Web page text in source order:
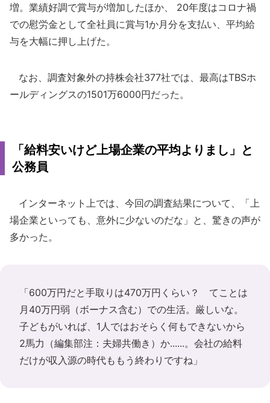
増。業績好調で賞与が増加したほか、 20年度はコロナ禍
での慰労金として全社員に賞与1か月分を支払い、平均給
与を大幅に押し上げた。
なお、調査対象外の持株会社377社では、最高はTBSホ
ールディングスの1501万6000円だった。
「給料安いけど上場企業の平均よりまし」と
公務員
インターネット上では、今回の調査結果について、「上
場企業といっても、意外に少ないのだな」と、驚きの声が
多かった。
「600万円だと手取りは470万円くらい？ てことは
月40万円弱（ボーナス含む）での生活。厳しいな。
子どもがいれば、1人ではおそらく何もできないから
2馬力（編集部注：夫婦共働き）か......。会社の給料
だけが収入源の時代ももう終わりですね」